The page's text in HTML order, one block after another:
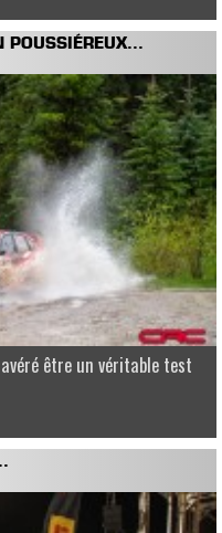
POUSSIÉREUX...
être un véritable test